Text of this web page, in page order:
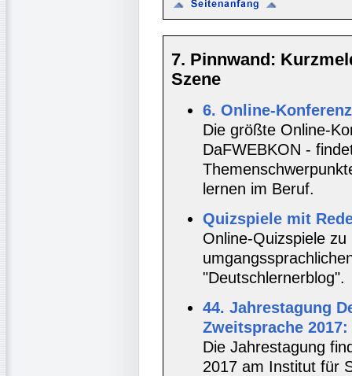
7. Pinnwand:
Szene
6. Online-
Die größte Online-
DaFWEBKON -
lernen im Beruf.
Quizspiele mit
Online-Quizspiele
"Deutschlernerblog".
44. Jahrestagung
Zweitsprache 2017:
Die Jahrestagung
2017 am Institut für